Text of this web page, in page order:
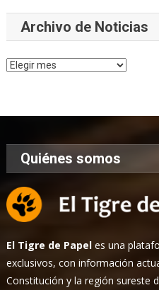
Archivo de Noticias
Archivo
Quiénes somos
El Tigre de Papel es una
exclusivos, con información
Constitución y la región sureste